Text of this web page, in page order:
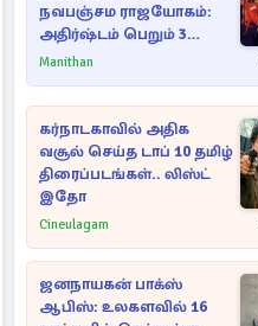
நவபஞ்சம ராஜயோகம்:
அதிர்ஷ்டம் பெறும் 3
ராசிகள்!
Manithan
கர்நாடகாவில் அதிக
வசூல் செய்த டாப் 10 தமிழ்
திரைப்படங்கள்.. லிஸ்ட்
இதோ
Cineulagam
ஜனநாயகன் பாக்ஸ்
ஆபிஸ்: உலகளவில் 16